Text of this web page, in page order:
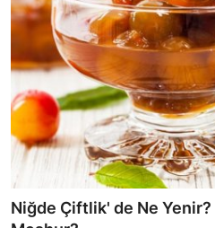
İçecek Kültürü & Barista
Yöresel Tarifler & Ev
Gıda Güvenliği & Sağlık
İçecek Kültürü & Rehberleri
Popüler Kültür & Mutfak Tarihi
Niğde Çiftlik' de Ne Yenir?